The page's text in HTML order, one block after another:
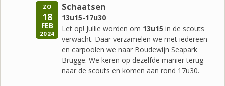
ZO
18
FEB
2024
Schaatsen
13u15-17u30
Let op! Jullie worden om 13u15 in de scouts
verwacht. Daar verzamelen we met iedereen
en carpoolen we naar Boudewijn Seapark
Brugge. We keren op dezelfde manier terug
naar de scouts en komen aan rond 17u30.